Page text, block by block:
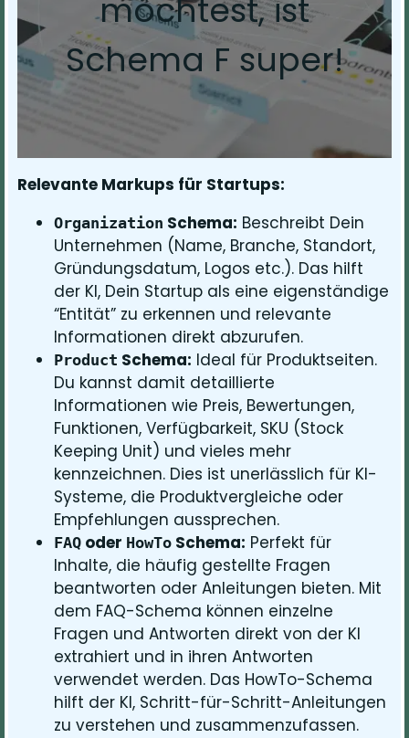
möchtest, ist
Schema F super!
Relevante Markups für Startups:
Organization Schema: Beschreibt Dein
Unternehmen (Name, Branche, Standort,
Gründungsdatum, Logos etc.). Das hilft
der KI, Dein Startup als eine eigenständige
“Entität” zu erkennen und relevante
Informationen direkt abzurufen.
Product Schema: Ideal für Produktseiten.
Du kannst damit detaillierte
Informationen wie Preis, Bewertungen,
Funktionen, Verfügbarkeit, SKU (Stock
Keeping Unit) und vieles mehr
kennzeichnen. Dies ist unerlässlich für KI-
Systeme, die Produktvergleiche oder
Empfehlungen aussprechen.
FAQ oder HowTo Schema: Perfekt für
Inhalte, die häufig gestellte Fragen
beantworten oder Anleitungen bieten. Mit
dem FAQ-Schema können einzelne
Fragen und Antworten direkt von der KI
extrahiert und in ihren Antworten
verwendet werden. Das HowTo-Schema
hilft der KI, Schritt-für-Schritt-Anleitungen
zu verstehen und zusammenzufassen.